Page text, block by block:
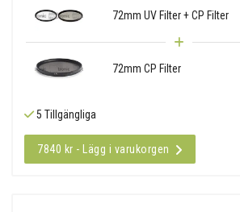
72mm UV Filter + CP Filter
72mm CP Filter
5 Tillgängliga
7840 kr - Lägg i varukorgen